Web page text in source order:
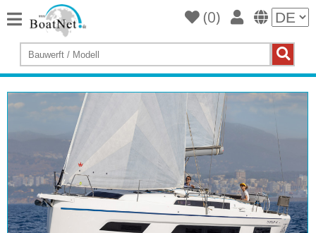
Home
Yacht
Yacht
verkaufen
Gewerbliche
Verkäufer
Private
Verkäufer
(0)